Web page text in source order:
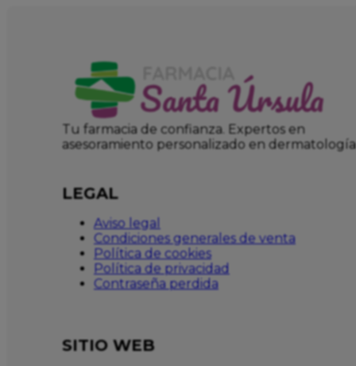
Tu farmacia de confianza. Expertos en
asesoramiento personalizado en dermatología
LEGAL
Aviso legal
Condiciones generales de venta
Política de cookies
Política de privacidad
Contraseña perdida
SITIO WEB